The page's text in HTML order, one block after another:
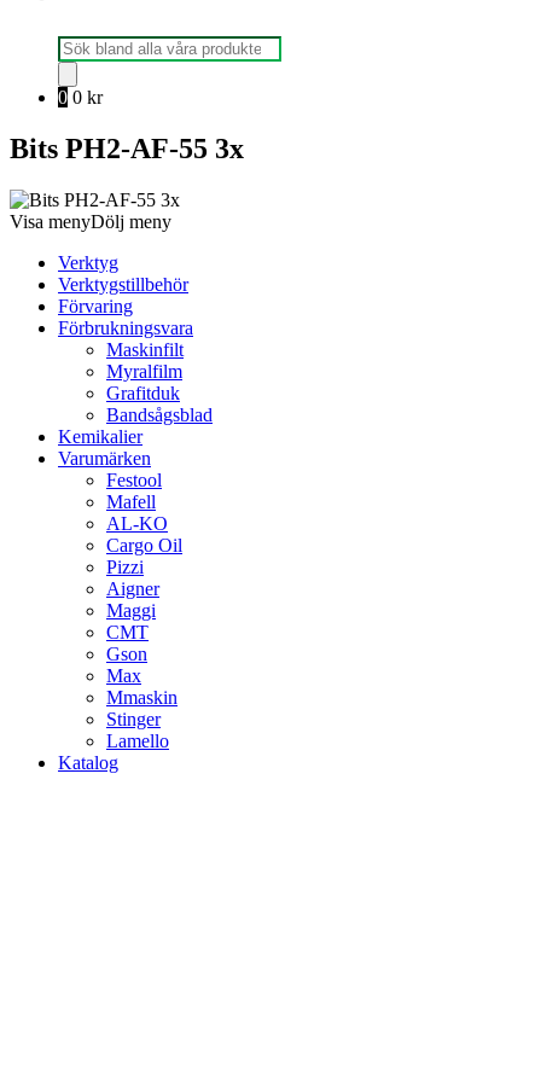
Produktsökning
0 0 kr
Bits PH2-AF-55 3x
Visa menyDölj meny
Verktyg
Verktygstillbehör
Förvaring
Förbrukningsvara
Maskinfilt
Myralfilm
Grafitduk
Bandsågsblad
Kemikalier
Varumärken
Festool
Mafell
AL-KO
Cargo Oil
Pizzi
Aigner
Maggi
CMT
Gson
Max
Mmaskin
Stinger
Lamello
Katalog